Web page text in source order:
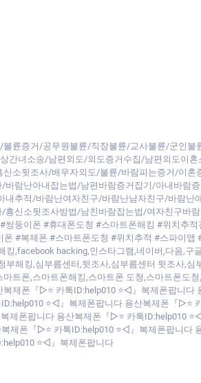
륜증거/공무원불륜/직장불륜/교사불륜/군인불
녀소송/남편외도/외도증거수집/남편외도이혼
소뒷조사/배우자외도/불륜/바람피는증거/이혼
람난아내잡는법/남편바람증거잡기/아내바람
추적/바람난여자친구/바람난남자친구/바람난
신소뒷조사방법/남친바람잡는법/여자친구바
둥이폰 #휴대폰도청 #스마트폰해킹 #위치추
#복제폰 #스마트폰도청 #위치추적 #스파이앱
,facebook hacking,인스타그램,네이버,다음,구
해킹,심부름센터,뒷조사,심부름센터 뒷조사,심
트폰,스마트폰해킹,스마트폰 도청,스마트폰도
제폰『▷⭐ 카톡ID:help010 ⭐◁』복제폰팝니다
⭐◁』복제폰팝니다 용산복제폰『▷⭐
제폰팝니다 용산복제폰『▷⭐ 카톡ID:help010
제폰『▷⭐ 카톡ID:help010 ⭐◁』복제폰팝니다
⭐◁』복제폰팝니다